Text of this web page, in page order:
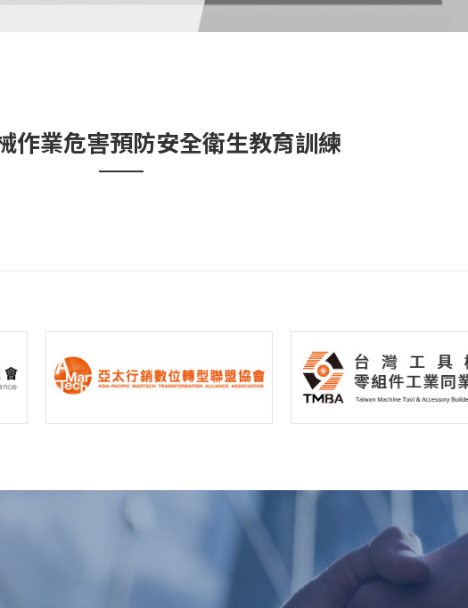
作業危害預防安全衛生教育訓練